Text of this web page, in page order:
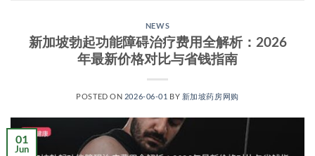
NEWS
新加坡勃起功能障碍治疗费用全解析：2026
年最新价格对比与省钱指南
POSTED ON 2026-06-01 BY 新加坡药房网购
01
Jun